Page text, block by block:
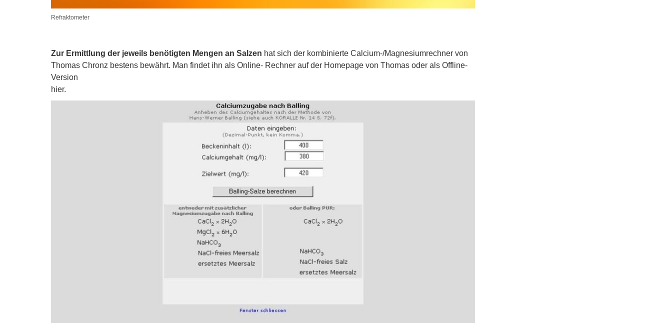
Refraktometer
Zur Ermittlung der jeweils benötigten Mengen an Salzen hat sich der kombinierte Calcium-/Magnesiumrechner von
Thomas Chronz bestens bewährt. Man findet ihn als Online- Rechner auf der Homepage von Thomas oder als Offline-
Version
hier.